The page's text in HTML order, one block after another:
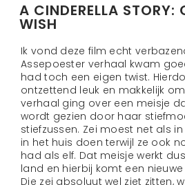
A CINDERELLA STORY:
WISH
Ik vond deze film echt
Assepoester verhaal kwam
had toch een eigen twist.
ontzettend leuk en makkelijk
verhaal ging over een meisje
wordt gezien door haar
stiefzussen. Zei moest net als
in het huis doen terwijl ze ook
had als elf. Dat meisje werkt
land en hierbij komt een
Die zei absoluut wel ziet zitten,